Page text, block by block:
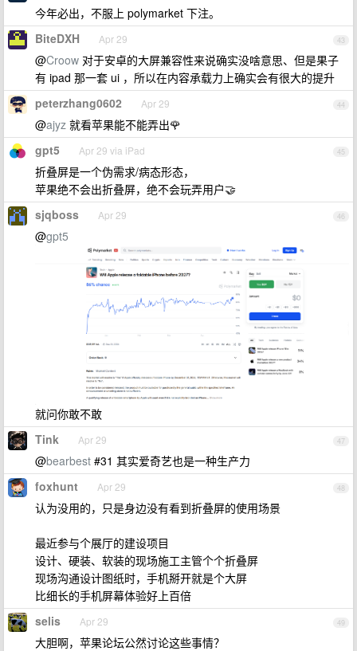
今年必出，不服上 polymarket 下注。
43
BiteDXH Apr 29
@Croow 对于安卓的大屏兼容性来说确实没啥意思、但是果子
有 ipad 那一套 ui ，所以在内容承载力上确实会有很大的提升
44
peterzhang0602 Apr 29
@ajyz 就看苹果能不能弄出🌹
45
gpt5 Apr 29 via iPad
折叠屏是一个伪需求/病态形态，
苹果绝不会出折叠屏，绝不会玩弄用户🤝
46
sjqboss Apr 29
@gpt5
就问你敢不敢
47
Tink Apr 29
@bearbest #31 其实爱奇艺也是一种生产力
48
foxhunt Apr 29
认为没用的，只是身边没有看到折叠屏的使用场景
最近参与个展厅的建设项目
设计、硬装、软装的现场施工主管个个折叠屏
现场沟通设计图纸时，手机掰开就是个大屏
比细长的手机屏幕体验好上百倍
49
selis Apr 29
大胆啊，苹果论坛公然讨论这些事情？